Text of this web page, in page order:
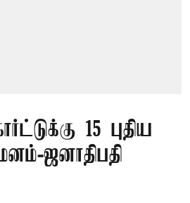
15 புதிய
ஜனாதிபதி